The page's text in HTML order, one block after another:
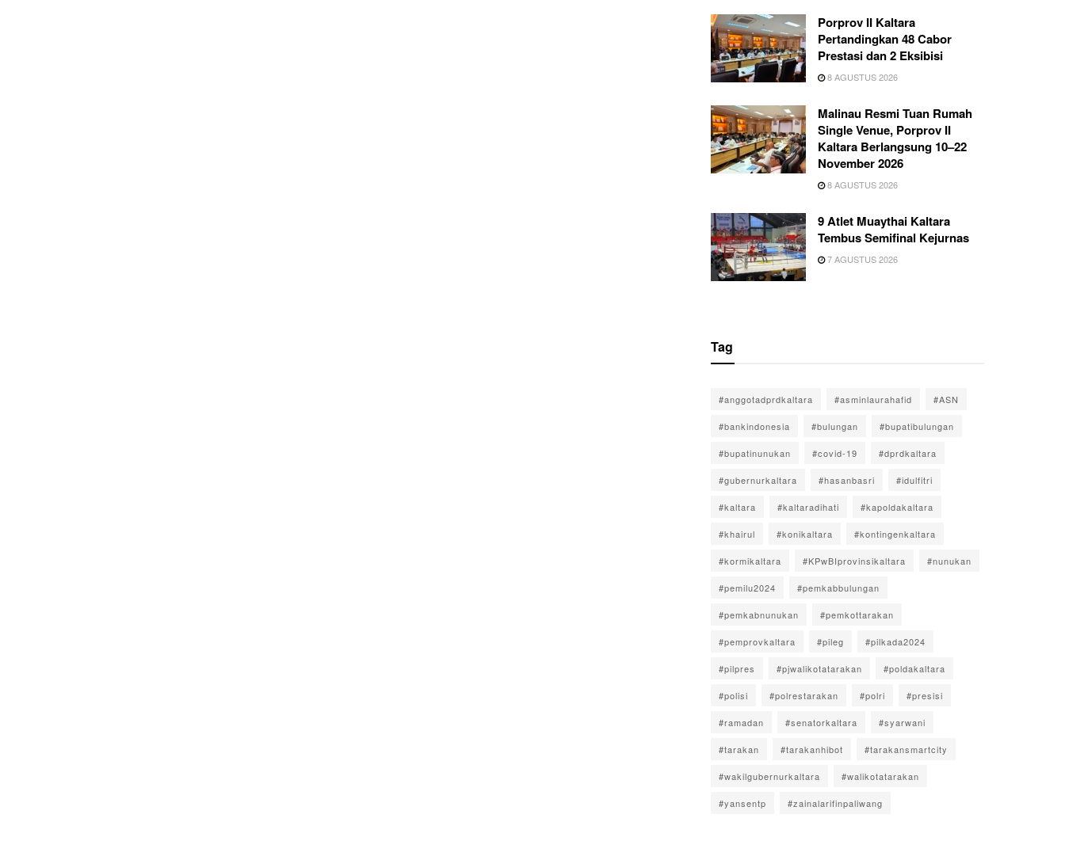
Porprov II Kaltara
Pertandingkan 48 Cabor
Prestasi dan 2 Eksibisi
8 AGUSTUS 2026
Malinau Resmi Tuan Rumah
Single Venue, Porprov II
Kaltara Berlangsung 10–22
November 2026
8 AGUSTUS 2026
9 Atlet Muaythai Kaltara
Tembus Semifinal Kejurnas
7 AGUSTUS 2026
Tag
#anggotadprdkaltara #asminlaurahafid #ASN
#bankindonesia #bulungan #bupatibulungan
#bupatinunukan #covid-19 #dprdkaltara
#gubernurkaltara #hasanbasri #idulfitri
#kaltara #kaltaradihati #kapoldakaltara
#khairul #konikaltara #kontingenkaltara
#kormikaltara #KPwBIprovinsikaltara #nunukan
#pemilu2024 #pemkabbulungan
#pemkabnunukan #pemkottarakan
#pemprovkaltara #pileg #pilkada2024
#pilpres #pjwalikotatarakan #poldakaltara
#polisi #polrestarakan #polri #presisi
#ramadan #senatorkaltara #syarwani
#tarakan #tarakanhibot #tarakansmartcity
#wakilgubernurkaltara #walikotatarakan
#yansentp #zainalarifinpaliwang